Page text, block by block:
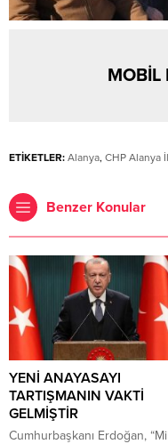
MOBİL
ETİKETLER: Alanya, CHP Alanya
Benzer Konular
YENİ ANAYASAYI
TARTIŞMANIN VAKTİ
GELMİŞTİR
Cumhurbaşkanı Erdoğan,